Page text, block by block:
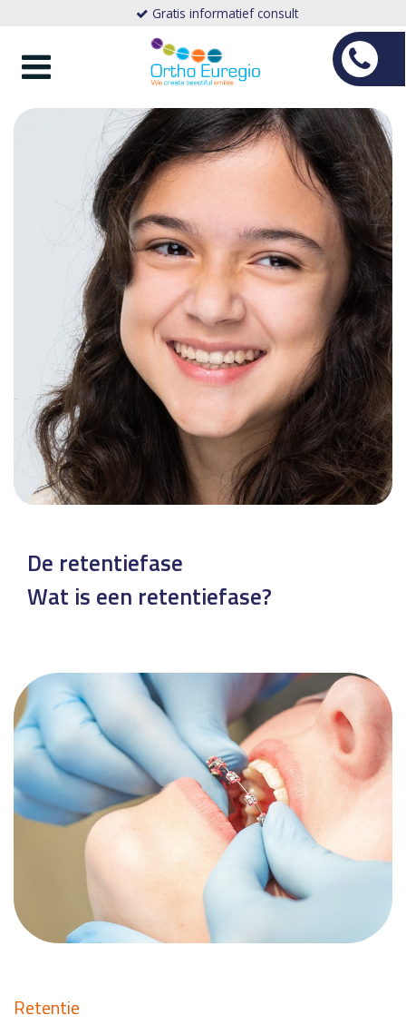
Gratis informatief consult
Toggle
navigation
De retentiefase
Wat is een retentiefase?
Retentie